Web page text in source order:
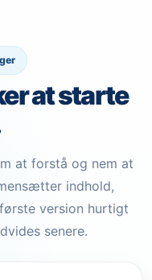
at starte
at forstå og nem at
indhold,
version hurtigt
senere.